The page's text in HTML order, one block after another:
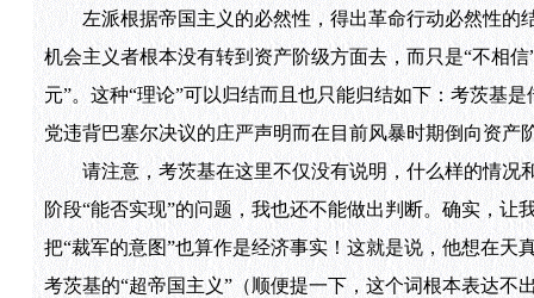
左派根据帝国主义的必然性，得出革命行动必然性的
机会主义者根本没有转到资产阶级方面去，而只是“不相
元”。这种“理论”可以归结而且也只能归结如下：考茨基
党违背巴塞尔决议的庄严声明而在目前风暴时期倒向资
请注意，考茨基在这里不仅没有说明，什么样的情况
阶段“能否实现”的问题，我也还不能做出判断。确实，
把“裁军的意图”也算作是经济事实！这就是说，他想在
考茨基的“超帝国主义”（顺便提一下，这个词根本表达